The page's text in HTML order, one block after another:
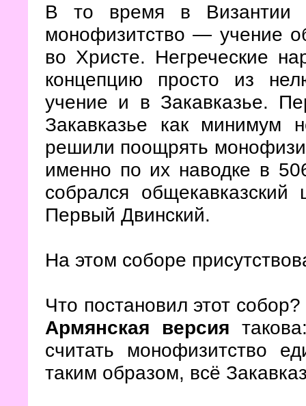
В то время в Византии
монофизитство — учение
во Христе. Негреческие
концепцию просто из
учение и в Закавказье.
Закавказье как минимум
решили поощрять
именно по их наводке в
собрался
Первый Двинский.
На этом соборе
Что постановил этот
Армянская версия
считать монофизитство
таким образом, всё